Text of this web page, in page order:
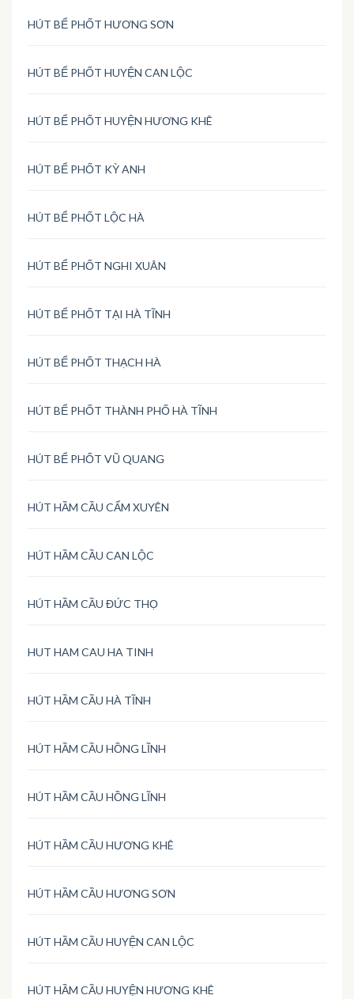
HÚT BỂ PHỐT HƯƠNG SƠN
HÚT BỂ PHỐT HUYỆN CAN LỘC
HÚT BỂ PHỐT HUYỆN HƯƠNG KHÊ
HÚT BỂ PHỐT KỲ ANH
HÚT BỂ PHỐT LỘC HÀ
HÚT BỂ PHỐT NGHI XUÂN
HÚT BỂ PHỐT TẠI HÀ TĨNH
HÚT BỂ PHỐT THẠCH HÀ
HÚT BỂ PHỐT THÀNH PHỐ HÀ TĨNH
HÚT BỂ PHỐT VŨ QUANG
HÚT HẦM CẦU CẨM XUYÊN
HÚT HẦM CẦU CAN LỘC
HÚT HẦM CẦU ĐỨC THỌ
HUT HAM CAU HA TINH
HÚT HẦM CẦU HÀ TĨNH
HÚT HẦM CẦU HỒNG LĨNH
HÚT HẦM CẦU HỒNG LĨNH
HÚT HẦM CẦU HƯƠNG KHÊ
HÚT HẦM CẦU HƯƠNG SƠN
HÚT HẦM CẦU HUYỆN CAN LỘC
HÚT HẦM CẦU HUYỆN HƯƠNG KHÊ